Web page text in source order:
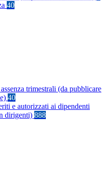
40
trimestrali (da pubblicare
40
e autorizzati ai dipendenti
dirigenti) 888